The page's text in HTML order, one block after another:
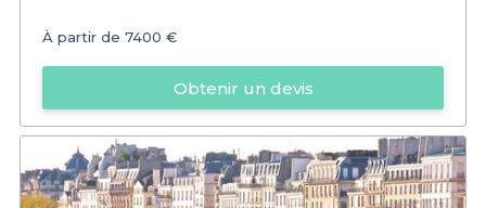
À partir de 7400 €
Obtenir un devis